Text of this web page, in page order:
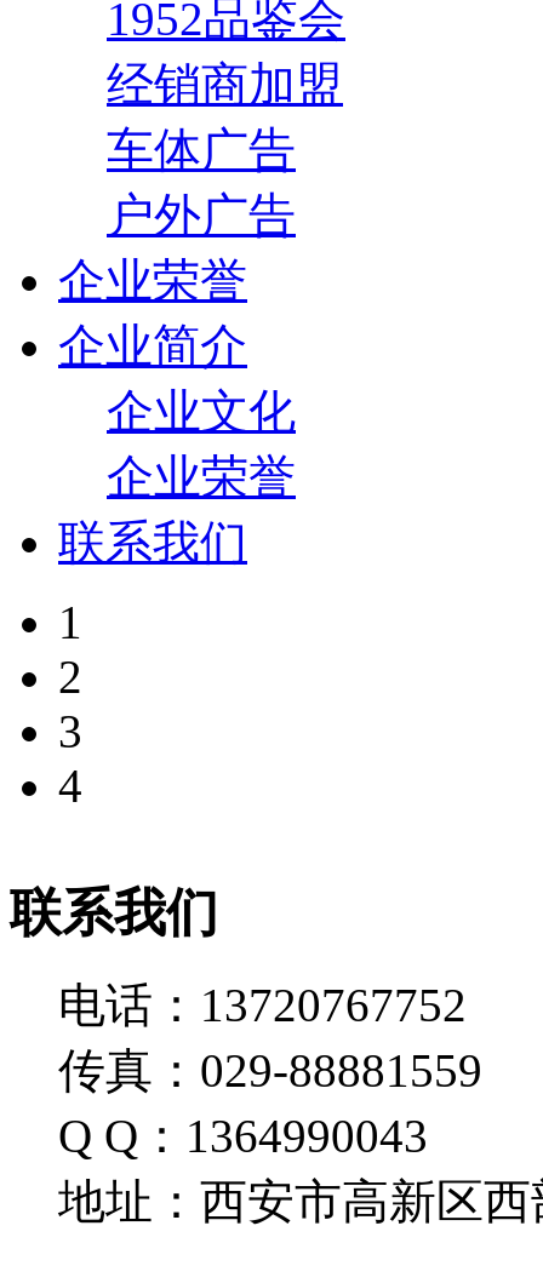
1952品鉴会
经销商加盟
车体广告
户外广告
企业荣誉
企业简介
企业文化
企业荣誉
联系我们
1
2
3
4
联系我们
电话：13720767752
传真：029-88881559
Q Q：1364990043
地址：西安市高新区西